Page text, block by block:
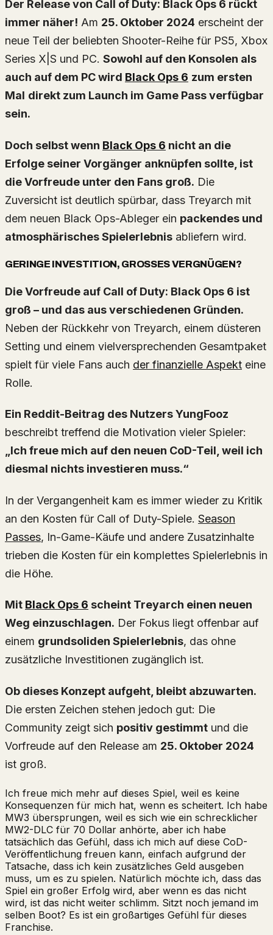
Der Release von Call of Duty: Black Ops 6 rückt
immer näher! Am 25. Oktober 2024 erscheint der
neue Teil der beliebten Shooter-Reihe für PS5, Xbox
Series X|S und PC. Sowohl auf den Konsolen als
auch auf dem PC wird Black Ops 6 zum ersten
Mal direkt zum Launch im Game Pass verfügbar
sein.
Doch selbst wenn Black Ops 6 nicht an die
Erfolge seiner Vorgänger anknüpfen sollte, ist
die Vorfreude unter den Fans groß. Die
Zuversicht ist deutlich spürbar, dass Treyarch mit
dem neuen Black Ops-Ableger ein packendes und
atmosphärisches Spielerlebnis abliefern wird.
GERINGE INVESTITION, GROSSES VERGNÜGEN?
Die Vorfreude auf Call of Duty: Black Ops 6 ist
groß – und das aus verschiedenen Gründen.
Neben der Rückkehr von Treyarch, einem düsteren
Setting und einem vielversprechenden Gesamtpaket
spielt für viele Fans auch der finanzielle Aspekt eine
Rolle.
Ein Reddit-Beitrag des Nutzers YungFooz
beschreibt treffend die Motivation vieler Spieler:
„Ich freue mich auf den neuen CoD-Teil, weil ich
diesmal nichts investieren muss.“
In der Vergangenheit kam es immer wieder zu Kritik
an den Kosten für Call of Duty-Spiele. Season
Passes, In-Game-Käufe und andere Zusatzinhalte
trieben die Kosten für ein komplettes Spielerlebnis in
die Höhe.
Mit Black Ops 6 scheint Treyarch einen neuen
Weg einzuschlagen. Der Fokus liegt offenbar auf
einem grundsoliden Spielerlebnis, das ohne
zusätzliche Investitionen zugänglich ist.
Ob dieses Konzept aufgeht, bleibt abzuwarten.
Die ersten Zeichen stehen jedoch gut: Die
Community zeigt sich positiv gestimmt und die
Vorfreude auf den Release am 25. Oktober 2024
ist groß.
Ich freue mich mehr auf dieses Spiel, weil es keine
Konsequenzen für mich hat, wenn es scheitert. Ich habe
MW3 übersprungen, weil es sich wie ein schrecklicher
MW2-DLC für 70 Dollar anhörte, aber ich habe
tatsächlich das Gefühl, dass ich mich auf diese CoD-
Veröffentlichung freuen kann, einfach aufgrund der
Tatsache, dass ich kein zusätzliches Geld ausgeben
muss, um es zu spielen. Natürlich möchte ich, dass das
Spiel ein großer Erfolg wird, aber wenn es das nicht
wird, ist das nicht weiter schlimm. Sitzt noch jemand im
selben Boot? Es ist ein großartiges Gefühl für dieses
Franchise.